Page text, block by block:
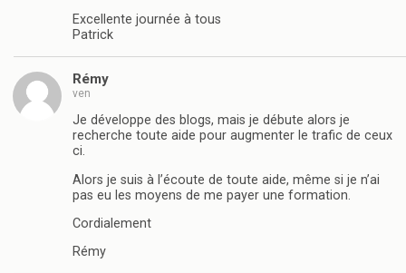
Excellente journée à tous
Patrick
Rémy
ven
Je développe des blogs, mais je débute alors je
recherche toute aide pour augmenter le trafic de ceux
ci.
Alors je suis à l’écoute de toute aide, même si je n’ai
pas eu les moyens de me payer une formation.
Cordialement
Rémy